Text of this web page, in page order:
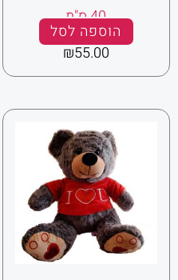
40 ס"מ
הוספה לסל
₪55.00